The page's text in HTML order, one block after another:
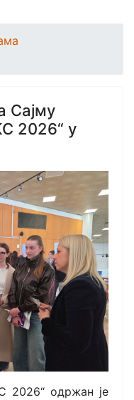
Сајму
2026“ у
2026“ одржан је